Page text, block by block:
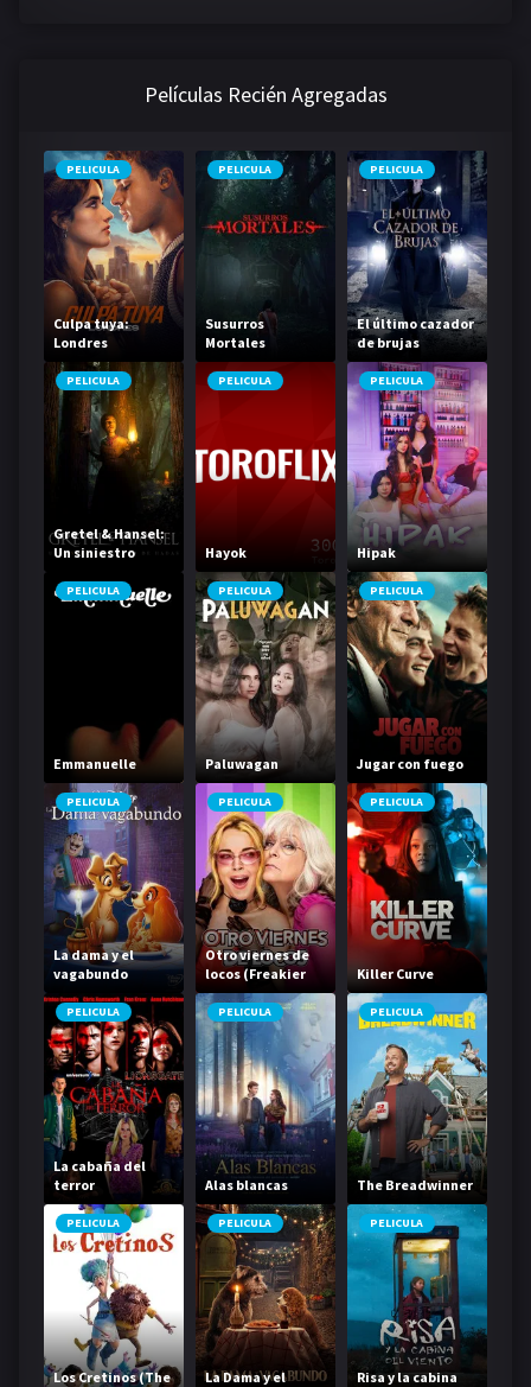
Películas Recién Agregadas
PELICULA
Culpa tuya:
Londres
PELICULA
Susurros
Mortales
PELICULA
El último cazador
de brujas
PELICULA
Gretel & Hansel:
Un siniestro
PELICULA
Hayok
PELICULA
Hipak
PELICULA
Emmanuelle
PELICULA
Paluwagan
PELICULA
Jugar con fuego
PELICULA
La dama y el
vagabundo
PELICULA
Otro viernes de
locos (Freakier
Friday)
PELICULA
Killer Curve
PELICULA
La cabaña del
terror
PELICULA
Alas blancas
PELICULA
The Breadwinner
PELICULA
Los Cretinos (The
PELICULA
La Dama y el
PELICULA
Risa y la cabina